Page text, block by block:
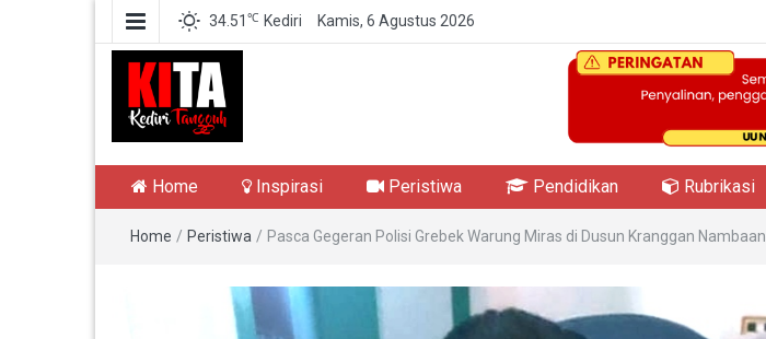
34.51 ℃ Kediri Kamis, 6 Agustus 2026
Kediri Tangguh
Home Inspirasi Peristiwa Pendidikan Rubrikasi
Home / Peristiwa / Pasca Gegeran Polisi Grebek Warung Miras di Dusun Kranggan Nambaan